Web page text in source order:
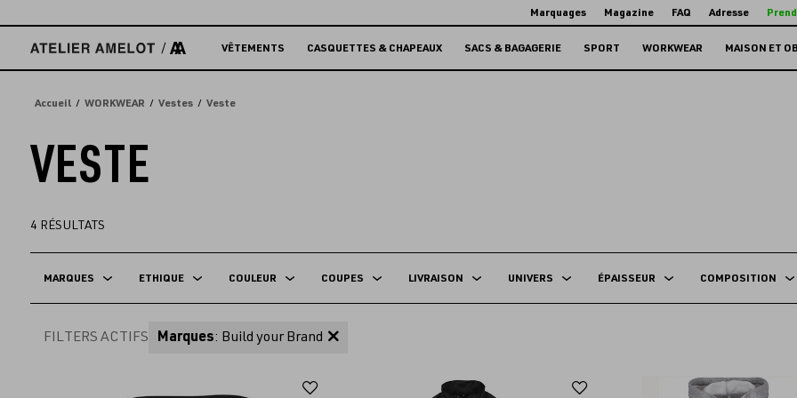
directement
contenu
Marquages Magazine FAQ Adresse
VÊTEMENTS CASQUETTES & CHAPEAUX SACS & BAGAGERIE SPORT WORKWEAR MAISON ET
Accueil WORKWEAR Vestes Veste
VESTE
4 RÉSULTATS
MARQUES ETHIQUE COULEUR COUPES LIVRAISON UNIVERS ÉPAISSEUR COMPOSITION
FILTERS ACTIFS Marques: Build your Brand